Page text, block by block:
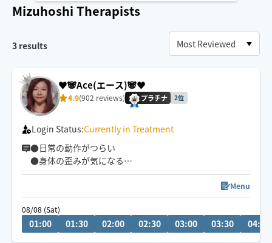
Mizuhoshi Therapists
3 results
♥️🐼Ace(エース)🐼♥️
4.9(902 reviews) プラチナ 2位
Login Status:Currently in Treatment
●日常の動作がつらい
●身体の歪みが気になる
●趣味や仕事のパフォーマンスを良くしたい
どんなお悩みにも真摯に向き合い身体の痛みや不調、お
客様の気になる所をその場しのぎではなく"根本"から対
応させて頂きます
Menu
08/08 (Sat)
01:00 01:30 02:00 02:30 03:00 03:30 04:00